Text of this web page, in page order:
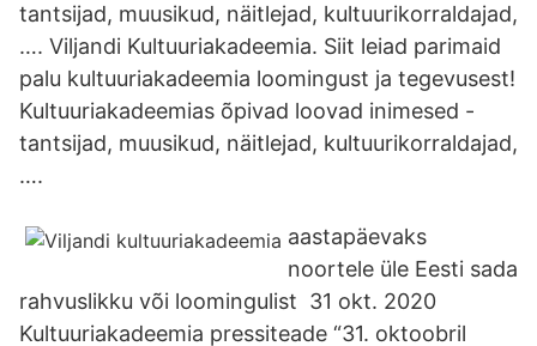
tantsijad, muusikud, näitlejad, kultuurikorraldajad,
…. Viljandi Kultuuriakadeemia. Siit leiad parimaid
palu kultuuriakadeemia loomingust ja tegevusest!
Kultuuriakadeemias õpivad loovad inimesed -
tantsijad, muusikud, näitlejad, kultuurikorraldajad,
….
aastapäevaks
noortele üle Eesti sada
rahvuslikku või loomingulist 31 okt. 2020
Kultuuriakadeemia pressiteade “31. oktoobril